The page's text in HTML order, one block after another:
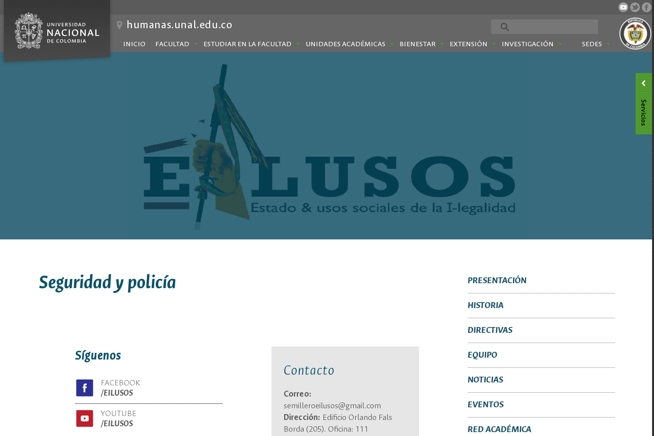
humanas.unal.edu.co
INICIO FACULTAD ESTUDIAR EN LA FACULTAD UNIDADES ACADÉMICAS BIENESTAR EXTENSIÓN INVESTIGACIÓN SEDES
Seguridad y policía PRESENTACIÓN
HISTORIA
DIRECTIVAS
EQUIPO
NOTICIAS
EVENTOS
RED ACADÉMICA
Contacto
Correo:
semilleroeilusos@gmail.com
Dirección: Edificio Orlando Fals
Borda (205). Oficina: 111
Síguenos
FACEBOOK
/EILUSOS
YOUTUBE
/EILUSOS